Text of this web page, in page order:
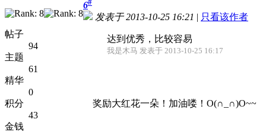
帖子
94
主题
61
精华
0
积分
43
金钱
6#
发表于 2013-10-25 16:21 | 只看该作者
达到优秀，比较容易
我是木马 发表于 2013-10-25 16:17
奖励大红花一朵！加油喽！O(∩_∩)O~~